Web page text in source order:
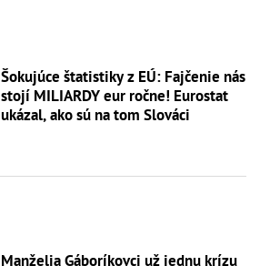
Šokujúce štatistiky z EÚ: Fajčenie nás
stojí MILIARDY eur ročne! Eurostat
ukázal, ako sú na tom Slováci
Manželia Gáboríkovci už jednu krízu